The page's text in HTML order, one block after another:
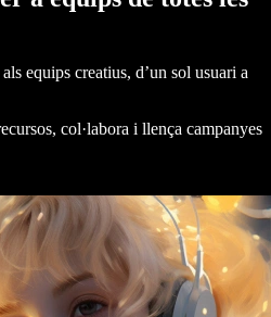
equips creatius, d’un sol usuari a
col·labora i llença campanyes